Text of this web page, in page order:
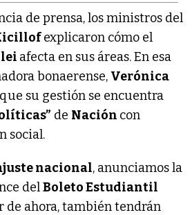
de prensa, los ministros del
explicaron cómo el
afecta en sus áreas. En esa
bonaerense, Verónica
su gestión se encuentra
de Nación con
social.
nacional, anunciamos la
delBoleto Estudiantil
de ahora, también tendrán